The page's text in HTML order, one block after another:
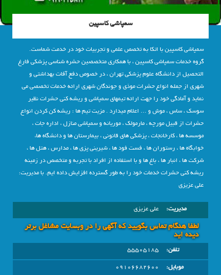
سمپاشی کاسپین
سمپاشی کاسپین با اتکا به تخصص علمی و تجربیات خود در خدمت شماست.
گروه خدمات سمپاشی کاسپین ، با همکاری متخصصین حشره شناسی پزشکی فارغ
التحصیل از دانشگاه علوم پزشکی تهران ، در خصوص دفع آفات بهداشتی و
شهری از جمله انواع حشرات موذی و جوندگان شهری ارائه خدمات تخصصی می
نماید و آمادگی خود را جهت ارائه تیمهای سمپاشی و ریشه کنی حشرات نظیر
سوسک ، ساس ، موش و ... اعلام میدارد . مزیت تیم ها : ریشه کن کردن انواع
حشرات از قبیل مورچه ، مارمولک ، موریانه و سمپاشی منازل ، اداره جات ،
موسسه ها ، کارخانجات ، پزشکی های قانونی ، بیمارستان ها و دانشگاه ها،
خوابگاه ها ، رستوران ها ، فست فود ها ، شیرینی پزی ها ، مدارس ، هتل ها ،
شرکت ها ، انبار ها ، باغ ها و با استفاده از افراد با تجربه و متخصص در زمینه
ریشه کنی حشرات خدمات خود را به طور گسترده افزایش داده ایم. با مدیریت:
علی عزیزی
مدیریت: علی عزیزی
لطفا هنگام تماس بگویید که آگهی را در وبسايت مشاغل برتر
دیده اید
تلفن:
55505185
موبایل:
09106682600